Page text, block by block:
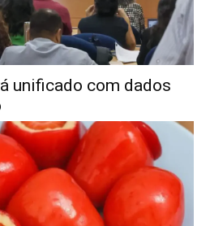
unificado com dados